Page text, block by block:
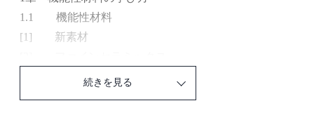
1.1 機能性材料
[1] 新素材
[3] ファインメタル
続きを見る